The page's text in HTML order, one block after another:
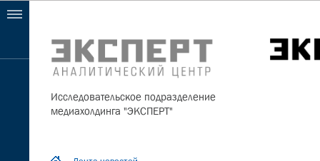
Исследовательское подразделение
медиахолдинга "ЭКСПЕРТ"